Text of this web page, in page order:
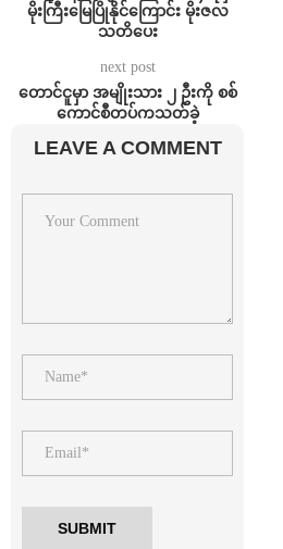
မိုးကြီးမြေပြိုနိုင်ကြောင်း မိုးဇလ
သတိပေး
next post
တောင်ငူမှာ အမျိုးသား ၂ ဦးကို စစ်
ကောင်စီတပ်ကသတ်ခဲ့
LEAVE A COMMENT